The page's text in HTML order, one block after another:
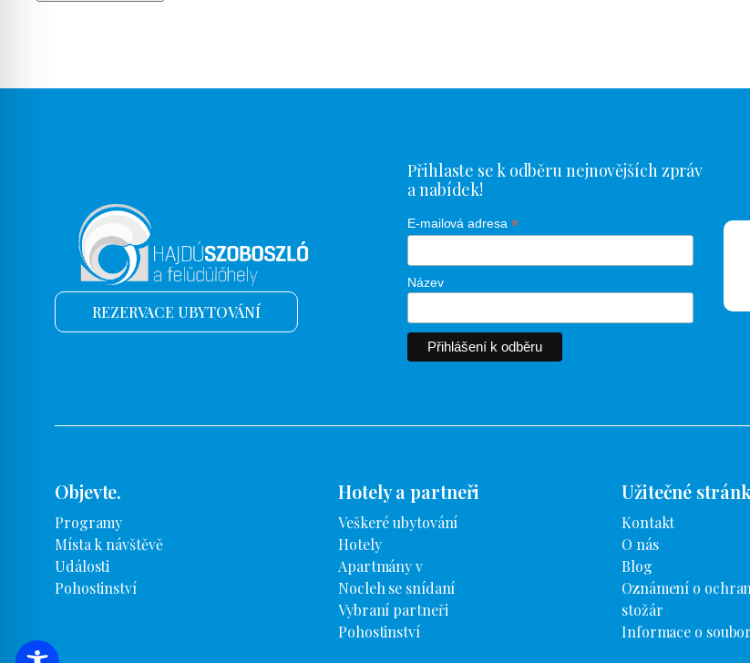
REZERVACE UBYTOVÁNÍ
Přihlaste se k odběru nejnovějších zpráv
a nabídek!
E-mailová adresa *
Název
Objevte.
Programy
Místa k návštěvě
Události
Pohostinství
Hotely a partneři
Veškeré ubytování
Hotely
Apartmány v
Nocleh se snídaní
Vybraní partneři
Pohostinství
Užitečné
Kontakt
O nás
Blog
Oznámení o
stožár
Informace o